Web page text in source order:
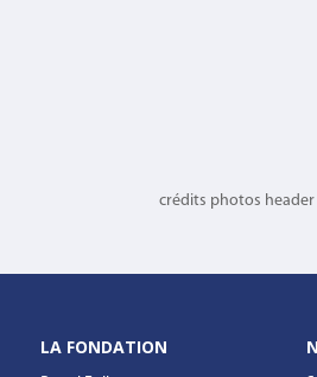
crédits photos header
LA FONDATION